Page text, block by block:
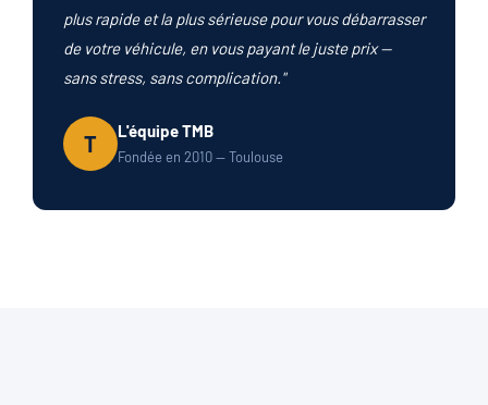
plus rapide et la plus sérieuse pour vous débarrasser
de votre véhicule, en vous payant le juste prix —
sans stress, sans complication."
T L'équipe TMB
Fondée en 2010 — Toulouse